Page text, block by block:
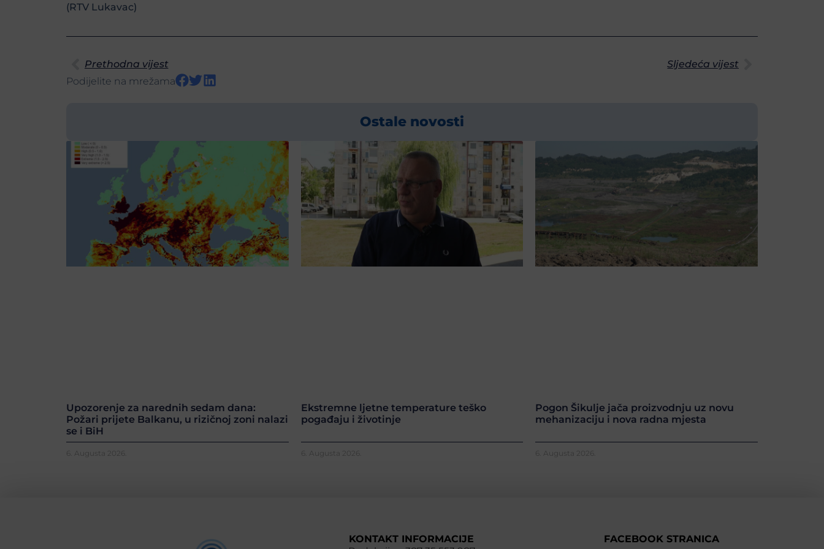
(RTV Lukavac)
Prethodna vijest
Sljedeća vijest
Podijelite na mrežama
Ostale novosti
Upozorenje za narednih sedam dana:
Požari prijete Balkanu, u rizičnoj zoni nalazi
se i BiH
6. Augusta 2026.
Ekstremne ljetne temperature teško
pogađaju i životinje
6. Augusta 2026.
Pogon Šikulje jača proizvodnju uz novu
mehanizaciju i nova radna mjesta
6. Augusta 2026.
KONTAKT INFORMACIJE
FACEBOOK STRANICA